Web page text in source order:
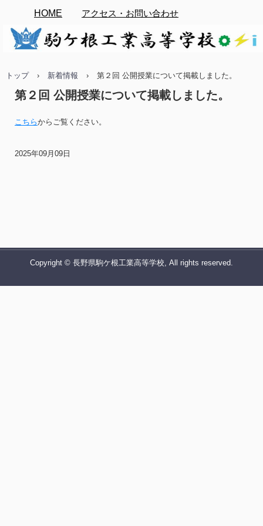
HOME アクセス・お問い合わせ
トップ › 新着情報 › 第２回 公開授業について掲載しました。
第２回 公開授業について掲載しました。
こちらからご覧ください。
2025年09月09日
Copyright © 長野県駒ケ根工業高等学校, All rights reserved.